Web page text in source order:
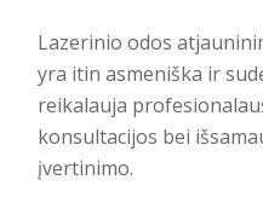
Lazerinio odos
yra itin asmeniška ir
reikalauja
konsultacijos bei
įvertinimo.